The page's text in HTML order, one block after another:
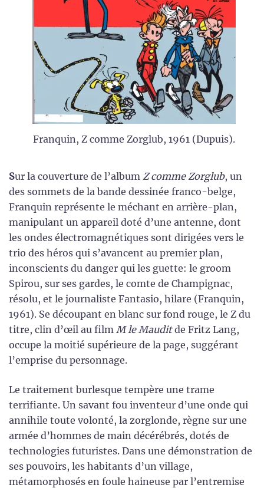
Franquin, Z comme Zorglub, 1961 (Dupuis).
Sur la couverture de l’album Z comme Zorglub, un
des sommets de la bande dessinée franco-belge,
Franquin représente le méchant en arrière-plan,
manipulant un appareil doté d’une antenne, dont
les ondes électromagnétiques sont dirigées vers le
trio des héros qui s’avancent au premier plan,
inconscients du danger qui les guette: le groom
Spirou, sur ses gardes, le comte de Champignac,
résolu, et le journaliste Fantasio, hilare (Franquin,
1961). Se découpant en blanc sur fond rouge, le Z du
titre, clin d’œil au film M le Mauditde Fritz Lang,
occupe la moitié supérieure de la page, suggérant
l’emprise du personnage.
Le traitement burlesque tempère une trame
terrifiante. Un savant fou inventeur d’une onde qui
annihile toute volonté, la zorglonde, règne sur une
armée d’hommes de main décérébrés, dotés de
technologies futuristes. Dans une démonstration de
ses pouvoirs, les habitants d’un village,
métamorphosés en foule haineuse par l’entremise